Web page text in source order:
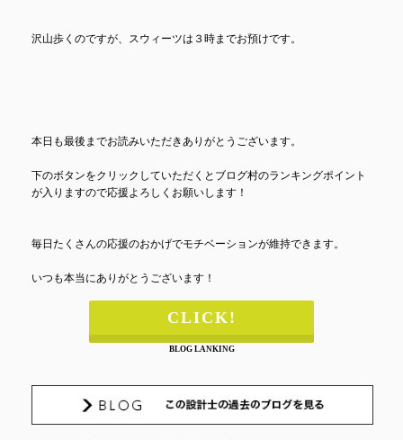
沢山歩くのですが、スウィーツは３時までお預けです。
本日も最後までお読みいただきありがとうございます。
下のボタンをクリックしていただくとブログ村のランキングポイント
が入りますので応援よろしくお願いします！
毎日たくさんの応援のおかげでモチベーションが維持できます。
いつも本当にありがとうございます！
CLICK!
BLOG LANKING